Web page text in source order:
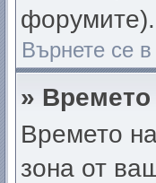
Върнете се
»
Времето
зона от